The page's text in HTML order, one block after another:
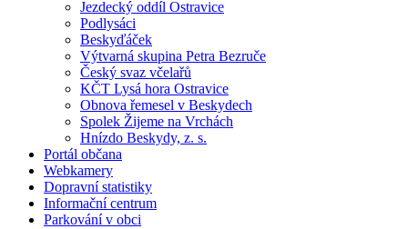
Jezdecký oddíl Ostravice
Podlysáci
Beskyďáček
Výtvarná skupina Petra Bezruče
Český svaz včelařů
KČT Lysá hora Ostravice
Obnova řemesel v Beskydech
Spolek Žijeme na Vrchách
Hnízdo Beskydy, z. s.
Portál občana
Webkamery
Dopravní statistiky
Informační centrum
Parkování v obci